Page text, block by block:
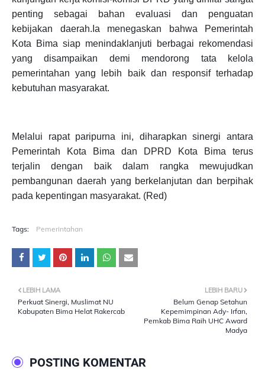
penting sebagai bahan evaluasi dan penguatan
kebijakan daerah.Ia menegaskan bahwa Pemerintah
Kota Bima siap menindaklanjuti berbagai rekomendasi
yang disampaikan demi mendorong tata kelola
pemerintahan yang lebih baik dan responsif terhadap
kebutuhan masyarakat.
Melalui rapat paripurna ini, diharapkan sinergi antara
Pemerintah Kota Bima dan DPRD Kota Bima terus
terjalin dengan baik dalam rangka mewujudkan
pembangunan daerah yang berkelanjutan dan berpihak
pada kepentingan masyarakat. (Red)
Tags: Pemerintahan
LEBIH BARU
Belum Genap Setahun
Kepemimpinan Ady- Irfan,
Pemkab Bima Raih UHC Award
Madya
LEBIH LAMA
Perkuat Sinergi, Muslimat NU
Kabupaten Bima Helat Rakercab
POSTING KOMENTAR